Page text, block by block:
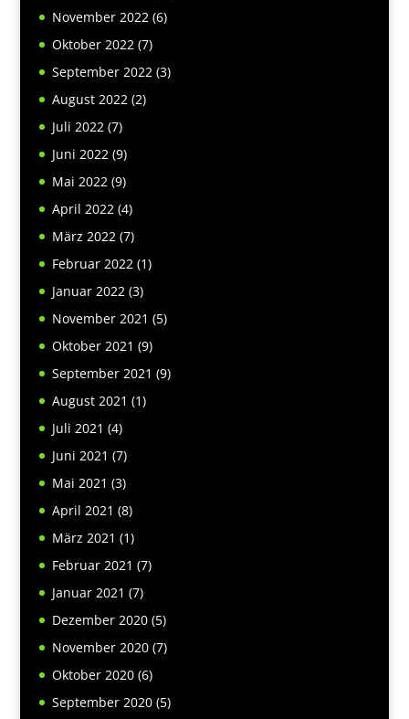
November 2022(6)
Oktober 2022(7)
September 2022(3)
August 2022(2)
Juli 2022(7)
Juni 2022(9)
Mai 2022(9)
April 2022(4)
März 2022(7)
Februar 2022(1)
Januar 2022(3)
November 2021 (5)
Oktober 2021 (9)
September 2021 (9)
August 2021 (1)
Juli 2021 (4)
Juni 2021 (7)
Mai 2021 (3)
April 2021 (8)
März 2021 (1)
Februar 2021 (7)
Januar 2021 (7)
Dezember 2020(5)
November 2020(7)
Oktober 2020(6)
September 2020(5)